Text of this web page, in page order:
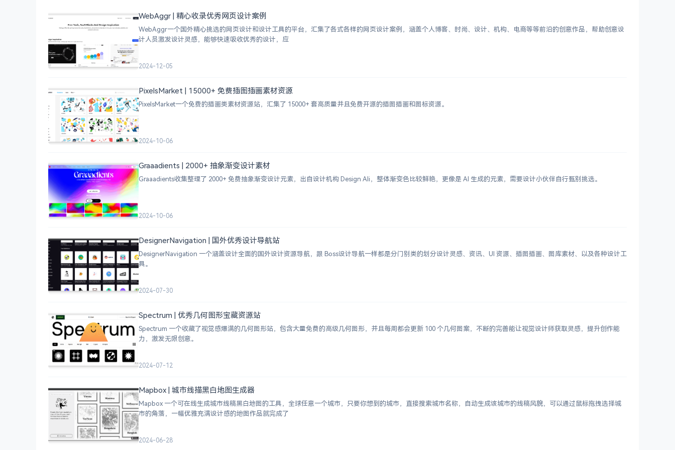
WebAggr | 精心收录优秀网页设计案例
WebAggr一个国外精心挑选的网页设计和设计工具的平台，汇集了各式各样的网页设计案例，涵盖个人博客、时尚、设计、机构、电商等等前沿的创意作品，帮助创意设
计人员激发设计灵感，能够快速吸收优秀的设计，应
2024-12-05
PixelsMarket | 15000+ 免费插图插画素材资源
PixelsMarket一个免费的插画类素材资源站，汇集了 15000+ 套高质量并且免费开源的插图插画和图标资源。
2024-10-06
Graaadients | 2000+ 抽象渐变设计素材
Graaadients收集整理了 2000+ 免费抽象渐变设计元素，出自设计机构 Design Ali，整体渐变色比较鲜艳，更像是 AI 生成的元素，需要设计小伙伴自行甄别挑选。
2024-10-06
DesignerNavigation | 国外优秀设计导航站
DesignerNavigation 一个涵盖设计全面的国外设计资源导航，跟 Boss设计导航一样都是分门别类的划分设计灵感、资讯、UI 资源、插图插画、图库素材、以及各种设计工
具。
2024-07-30
Spectrum | 优秀几何图形宝藏资源站
Spectrum 一个收藏了视觉感爆满的几何图形站，包含大量免费的高级几何图形，并且每周都会更新 100 个几何图案，不断的完善能让视觉设计师获取灵感，提升创作能
力，激发无限创意。
2024-07-12
Mapbox | 城市线描黑白地图生成器
Mapbox 一个可在线生成城市线稿黑白地图的工具，全球任意一个城市，只要你想到的城市，直接搜索城市名称，自动生成该城市的线稿风貌，可以通过鼠标拖拽选择城
市的角落，一幅优雅充满设计感的地图作品就完成了
2024-06-28